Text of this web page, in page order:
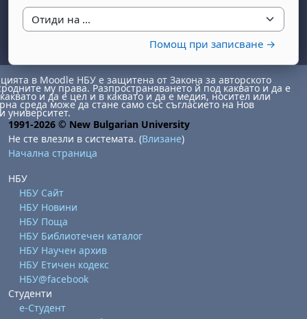
Отиди на ...
Помощ при записване →
1 август
неделя, 2 август
6 август
август8 август
неделя, 9 август
август
август
15 август
неделя, 16 август
август
август
22 август
неделя, 23 август
август
август
29 август
неделя, 30 август
в Moodle НБУ е защитена от Закона за авторското
му права. Разпространяването й под каквато и да е
и да е цел и в каквато и да е медия, носител или
среда може да стане само със съгласието на Нов
университет.
1991-2026 © New Bulgarian University
Не сте влезли в системата. (Влизане)
Начална страница
НБУ
НБУ Сайт
НБУ Новини
НБУ Поща
НБУ Библиотечен каталог
НБУ Научен архив
НБУ Етичен кодекс
НБУ@facebook
Студенти
е-Студент